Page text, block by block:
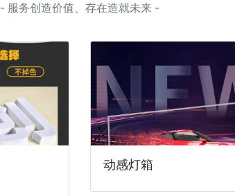
- 服务创造价值、存在造就未来 -
动感灯箱